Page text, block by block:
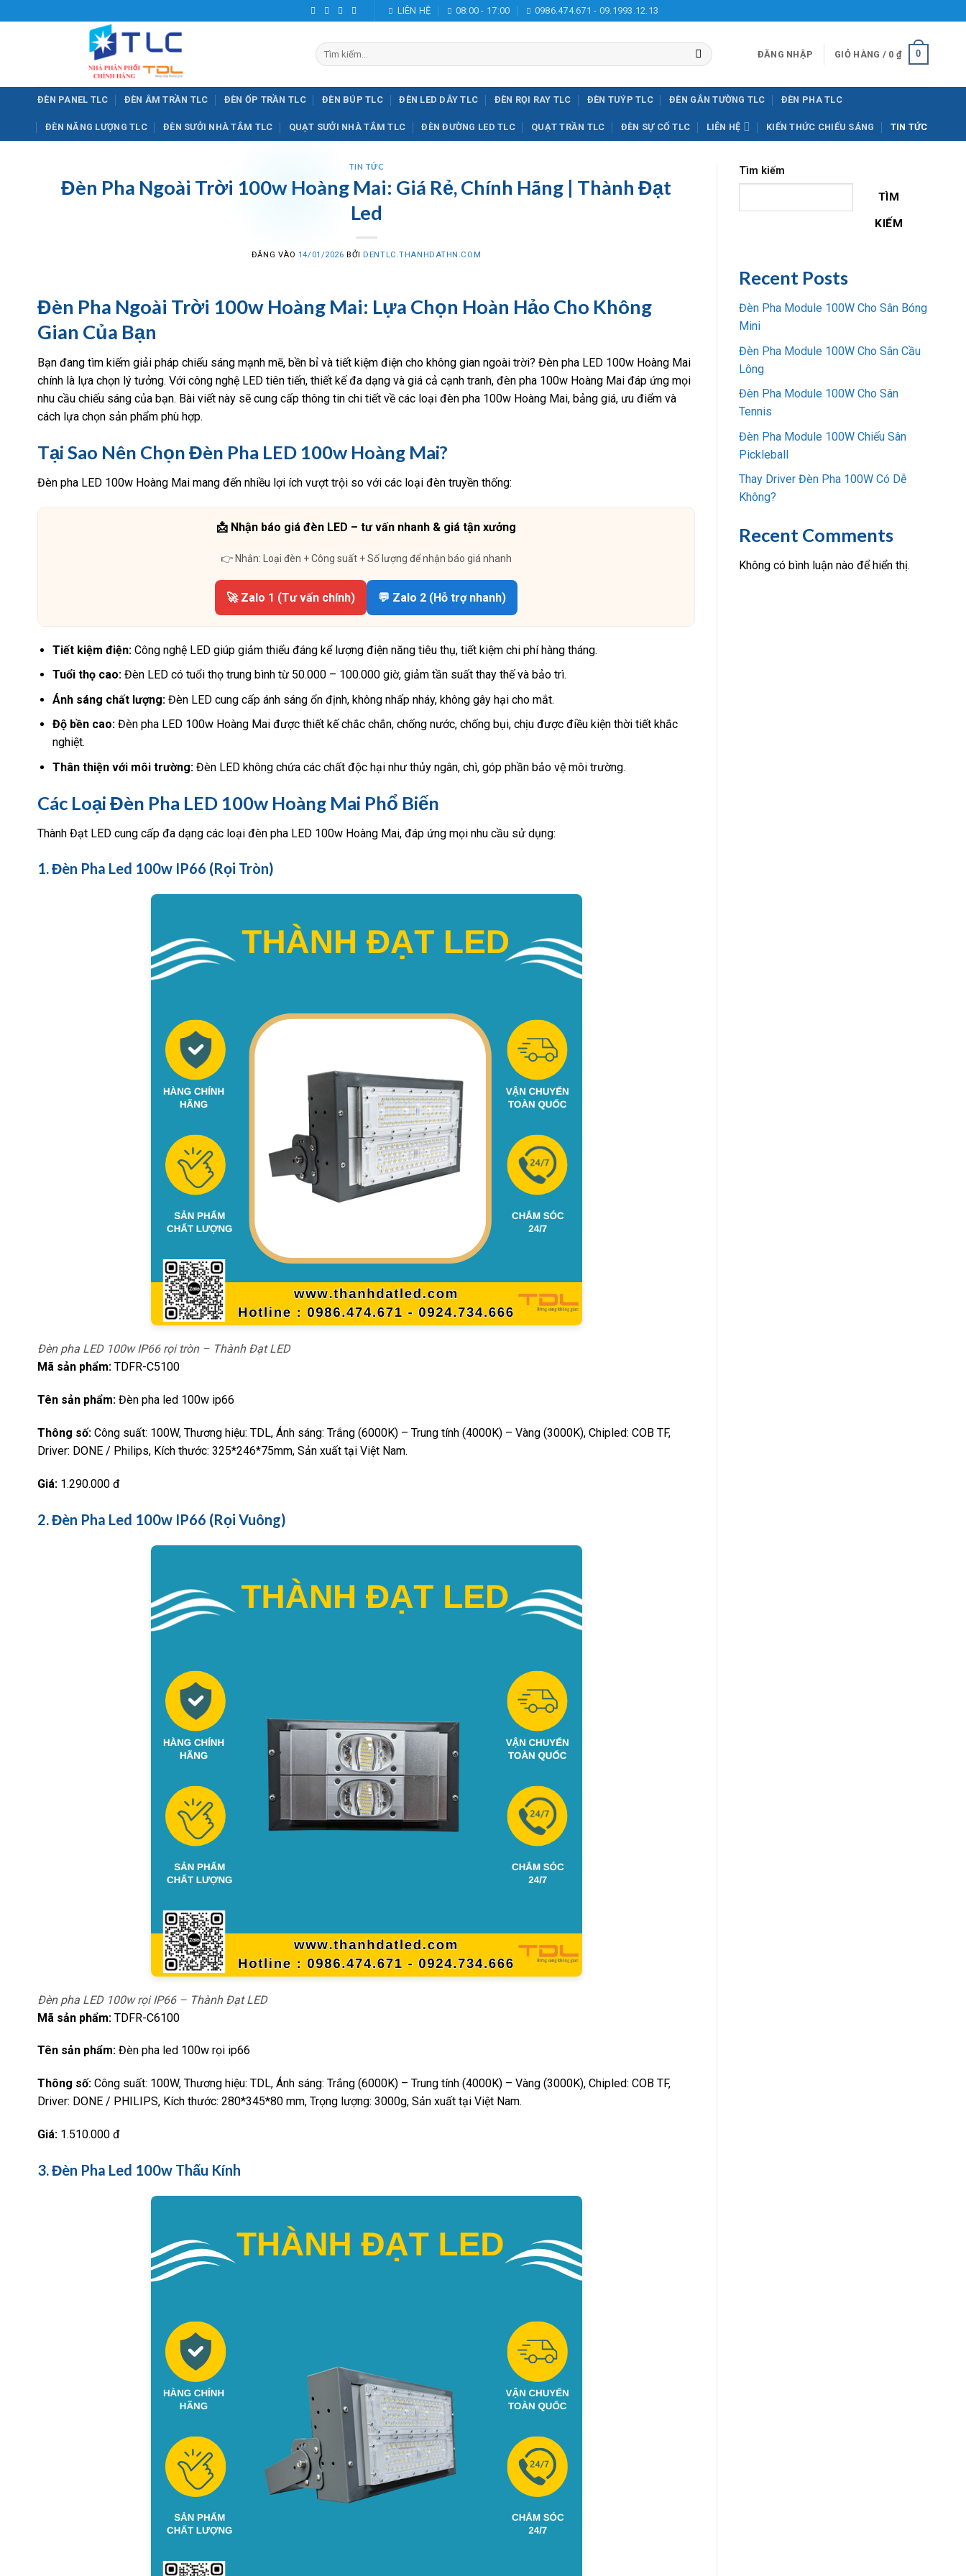
qua
LIÊN HỆ 08:00 - 17:00 0986.474.671 - 09.1993.12.13
Tìm
kiếm:
ĐĂNG NHẬP GIỎ HÀNG / 0 ₫ 0
ĐÈN PANEL TLC ĐÈN ÂM TRẦN TLC ĐÈN ỐP TRẦN TLC ĐÈN BÚP TLC ĐÈN LED DÂY TLC ĐÈN RỌI RAY TLC ĐÈN TUÝP TLC ĐÈN GẮN TƯỜNG TLC ĐÈN PHA TLC
ĐÈN NĂNG LƯỢNG TLC ĐÈN SƯỞI NHÀ TẮM TLC QUẠT SƯỞI NHÀ TẮM TLC ĐÈN ĐƯỜNG LED TLC QUẠT TRẦN TLC ĐÈN SỰ CỐ TLC LIÊN HỆ KIẾN THỨC CHIẾU SÁNG TIN TỨC
TIN TỨC
Đèn Pha Ngoài Trời 100w Hoàng Mai: Giá Rẻ, Chính Hãng | Thành Đạt
Led
ĐĂNG VÀO 14/01/2026 BỞI DENTLC.THANHDATHN.COM
Đèn Pha Ngoài Trời 100w Hoàng Mai: Lựa Chọn Hoàn Hảo Cho Không
Gian Của Bạn
Bạn đang tìm kiếm giải pháp chiếu sáng mạnh mẽ, bền bỉ và tiết kiệm điện cho không gian ngoài trời? Đèn pha LED 100w Hoàng Mai
chính là lựa chọn lý tưởng. Với công nghệ LED tiên tiến, thiết kế đa dạng và giá cả cạnh tranh, đèn pha 100w Hoàng Mai đáp ứng mọi
nhu cầu chiếu sáng của bạn. Bài viết này sẽ cung cấp thông tin chi tiết về các loại đèn pha 100w Hoàng Mai, bảng giá, ưu điểm và
cách lựa chọn sản phẩm phù hợp.
Tại Sao Nên Chọn Đèn Pha LED 100w Hoàng Mai?
Đèn pha LED 100w Hoàng Mai mang đến nhiều lợi ích vượt trội so với các loại đèn truyền thống:
📩 Nhận báo giá đèn LED – tư vấn nhanh & giá tận xưởng
👉 Nhắn: Loại đèn + Công suất + Số lượng để nhận báo giá nhanh
🚀 Zalo 1 (Tư vấn chính) 💬 Zalo 2 (Hỗ trợ nhanh)
Tiết kiệm điện:Công nghệ LED giúp giảm thiểu đáng kể lượng điện năng tiêu thụ, tiết kiệm chi phí hàng tháng.
Tuổi thọ cao:Đèn LED có tuổi thọ trung bình từ 50.000 – 100.000 giờ, giảm tần suất thay thế và bảo trì.
Ánh sáng chất lượng:Đèn LED cung cấp ánh sáng ổn định, không nhấp nháy, không gây hại cho mắt.
Độ bền cao:Đèn pha LED 100w Hoàng Mai được thiết kế chắc chắn, chống nước, chống bụi, chịu được điều kiện thời tiết khắc
nghiệt.
Thân thiện với môi trường:Đèn LED không chứa các chất độc hại như thủy ngân, chì, góp phần bảo vệ môi trường.
Các Loại Đèn Pha LED 100w Hoàng Mai Phổ Biến
Thành Đạt LED cung cấp đa dạng các loại đèn pha LED 100w Hoàng Mai, đáp ứng mọi nhu cầu sử dụng:
1. Đèn Pha Led 100w IP66 (Rọi Tròn)
Đèn pha LED 100w IP66 rọi tròn – Thành Đạt LED
Mã sản phẩm: TDFR-C5100
Tên sản phẩm: Đèn pha led 100w ip66
Thông số: Công suất: 100W, Thương hiệu: TDL, Ánh sáng: Trắng (6000K) – Trung tính (4000K) – Vàng (3000K), Chipled: COB TF,
Driver: DONE / Philips, Kích thước: 325*246*75mm, Sản xuất tại Việt Nam.
Giá: 1.290.000 đ
2. Đèn Pha Led 100w IP66 (Rọi Vuông)
Đèn pha LED 100w rọi IP66 – Thành Đạt LED
Mã sản phẩm: TDFR-C6100
Tên sản phẩm: Đèn pha led 100w rọi ip66
Thông số: Công suất: 100W, Thương hiệu: TDL, Ánh sáng: Trắng (6000K) – Trung tính (4000K) – Vàng (3000K), Chipled: COB TF,
Driver: DONE / PHILIPS, Kích thước: 280*345*80 mm, Trọng lượng: 3000g, Sản xuất tại Việt Nam.
Giá: 1.510.000 đ
3. Đèn Pha Led 100w Thấu Kính
Tìm kiếm
TÌM
KIẾM
Recent Posts
Đèn Pha Module 100W Cho Sân Bóng
Mini
Đèn Pha Module 100W Cho Sân Cầu
Lông
Đèn Pha Module 100W Cho Sân
Tennis
Đèn Pha Module 100W Chiếu Sân
Pickleball
Thay Driver Đèn Pha 100W Có Dễ
Không?
Recent Comments
Không có bình luận nào để hiển thị.